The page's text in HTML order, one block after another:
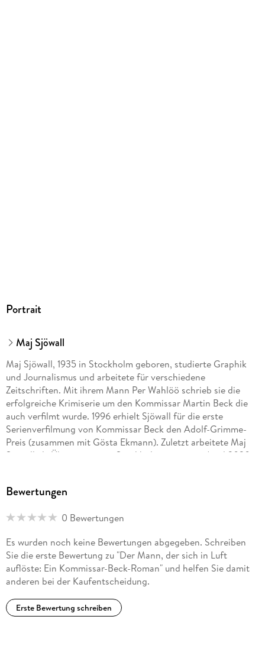
Portrait
Maj Sjöwall
Maj Sjöwall, 1935 in Stockholm geboren, studierte Graphik
und Journalismus und arbeitete für verschiedene
Zeitschriften. Mit ihrem Mann Per Wahlöö schrieb sie die
erfolgreiche Krimiserie um den Kommissar Martin Beck die
auch verfilmt wurde. 1996 erhielt Sjöwall für die erste
Serienverfilmung von Kommissar Beck den Adolf-Grimme-
Preis (zusammen mit Gösta Ekmann). Zuletzt arbeitete Maj
Sjöwall als Übersetzerin in Stockholm, wo sie im April 2020
nach dem Studium der Geschichte als Journalist Karriere. In
den fünfziger Jahren ging er nach Spanien und wurde 1956
vom Franco-Regime ausgewiesen. Nach verschiedenen
Reisen um die halbe Welt ließ er sich wieder in Schweden
1975 in seiner Heimatstadt.
Bewertungen
0 Bewertungen
Es wurden noch keine Bewertungen abgegeben. Schreiben
Sie die erste Bewertung zu "Der Mann, der sich in Luft
auflöste: Ein Kommissar-Beck-Roman" und helfen Sie damit
anderen bei der Kaufentscheidung.
Erste Bewertung schreiben